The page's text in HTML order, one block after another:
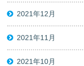
2021年12月
2021年11月
2021年10月